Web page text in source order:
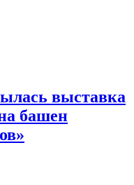
выставка
башен